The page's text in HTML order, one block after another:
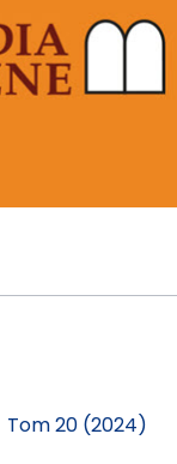
Tom 20 (2024)